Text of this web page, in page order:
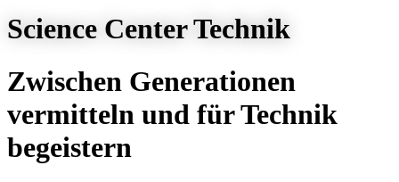
Science Center Technik
Zwischen Generationen
vermitteln und für Technik
begeistern